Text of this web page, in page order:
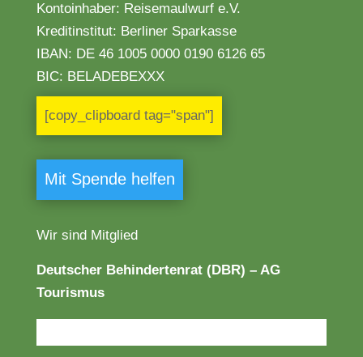
Kontoinhaber: Reisemaulwurf e.V.
Kreditinstitut: Berliner Sparkasse
IBAN: DE 46 1005 0000 0190 6126 65
BIC: BELADEBEXXX
[copy_clipboard tag="span"]
Mit Spende helfen
Wir sind Mitglied
Deutscher Behindertenrat (DBR) – AG
Tourismus